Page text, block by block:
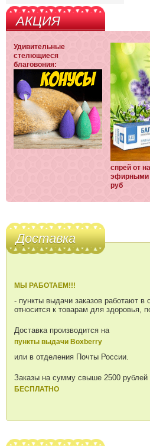
АКЦИЯ
Удивительные
стелющиеся
благовония:
спрей от
эфирными
руб
Доставка
МЫ РАБОТАЕМ!!!
- пункты выдачи заказов работают
относится к товарам для здоровья,
Доставка производится на
пункты выдачи Boxberry
или в отделения Почты России.
Заказы на сумму свыше 2500
БЕСПЛАТНО